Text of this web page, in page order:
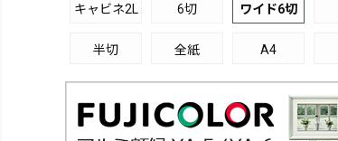
キャビネ2L 6切 ワイド6切
半切 全紙 A4